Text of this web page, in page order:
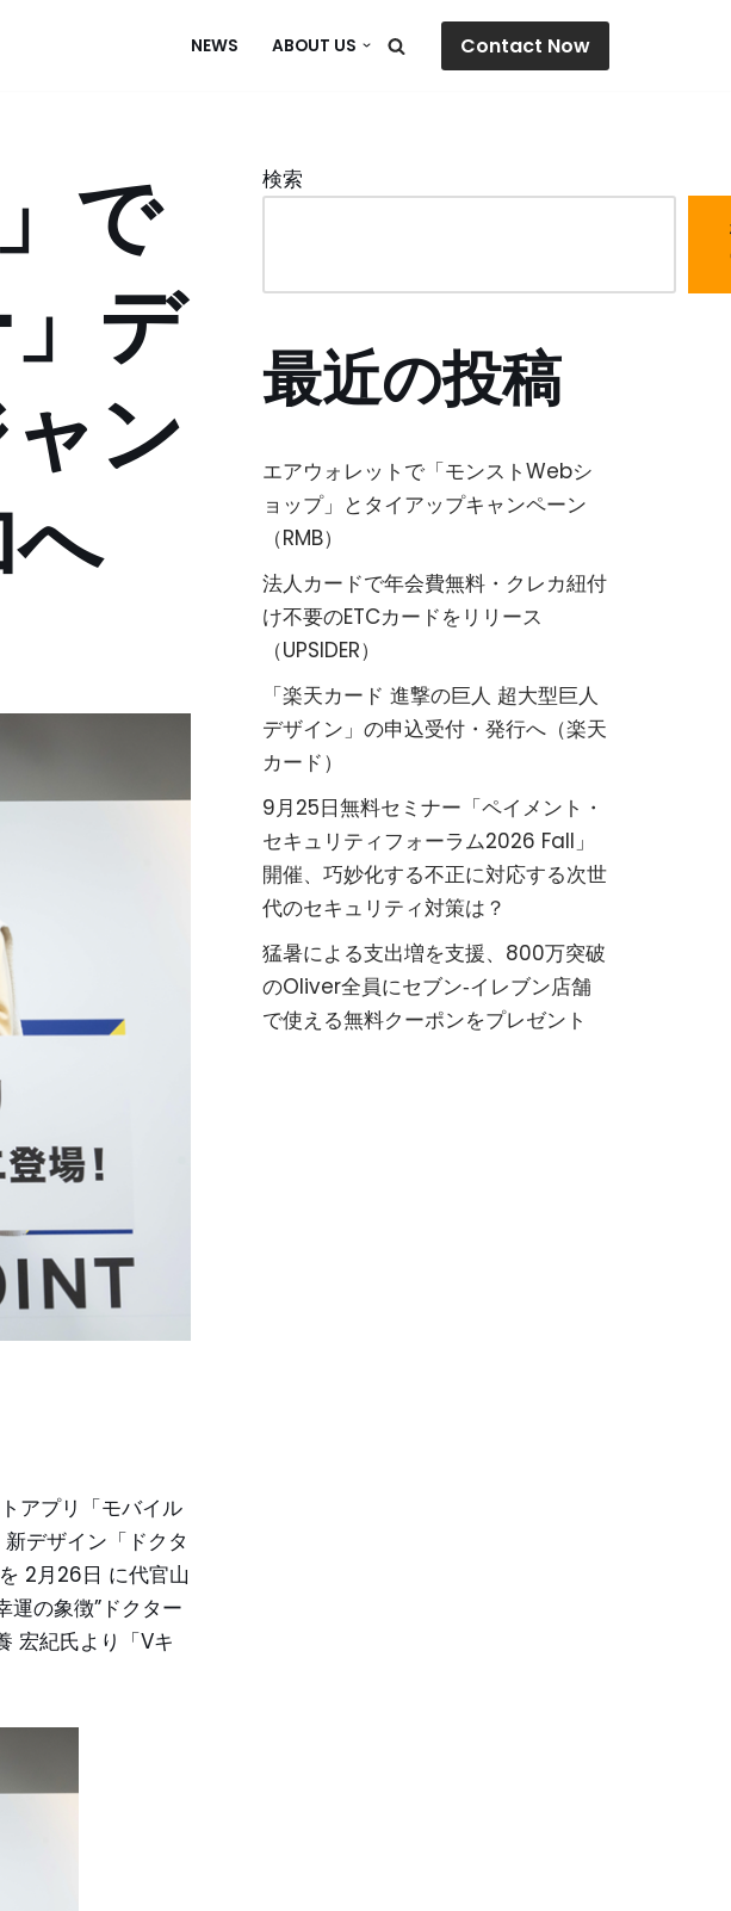
NEWS ABOUT US Contact Now
で
デ
ン
アプリ「モバイル
デザイン「ドクタ
2月26日 に代官山
運の象徴”ドクター
宏紀氏より「Vキ
検索
最近の投稿
エアウォレットで「モンストWebシ
ョップ」とタイアップキャンペーン
（RMB）
法人カードで年会費無料・クレカ紐付
け不要のETCカードをリリース
（UPSIDER）
「楽天カード 進撃の巨人 超大型巨人
デザイン」の申込受付・発行へ（楽天
カード）
9月25日無料セミナー「ペイメント・
セキュリティフォーラム2026 Fall」
開催、巧妙化する不正に対応する次世
代のセキュリティ対策は？
猛暑による支出増を支援、800万突破
のOliver全員にセブン‐イレブン店舗
で使える無料クーポンをプレゼント